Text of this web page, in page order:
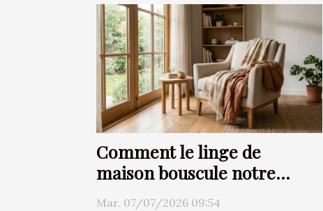
Comment le linge de
maison bouscule notre
rapport au confort
Mar. 07/07/2026 09:54